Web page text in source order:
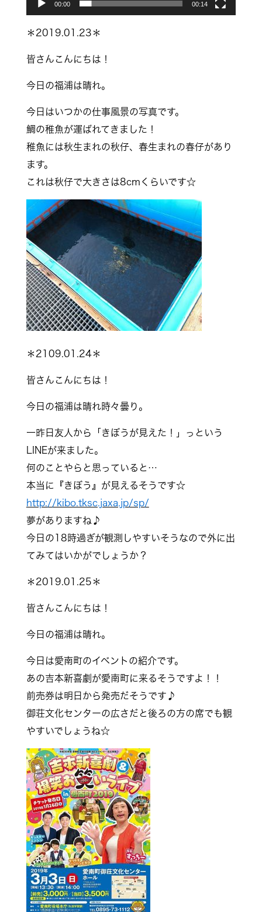
00:00 00:14
＊2019.01.23＊
皆さんこんにちは！
今日の福浦は晴れ。
今日はいつかの仕事風景の写真です。
鯛の稚魚が運ばれてきました！
稚魚には秋生まれの秋仔、春生まれの春仔があり
ます。
これは秋仔で大きさは8cmくらいです☆
＊2109.01.24＊
皆さんこんにちは！
今日の福浦は晴れ時々曇り。
一昨日友人から「きぼうが見えた！」っという
LINEが来ました。
何のことやらと思っていると…
本当に『きぼう』が見えるそうです☆
http://kibo.tksc.jaxa.jp/sp/
夢がありますね♪
今日の18時過ぎが観測しやすいそうなので外に出
てみてはいかがでしょうか？
＊2019.01.25＊
皆さんこんにちは！
今日の福浦は晴れ。
今日は愛南町のイベントの紹介です。
あの吉本新喜劇が愛南町に来るそうですよ！！
前売券は明日から発売だそうです♪
御荘文化センターの広さだと後ろの方の席でも観
やすいでしょうね☆